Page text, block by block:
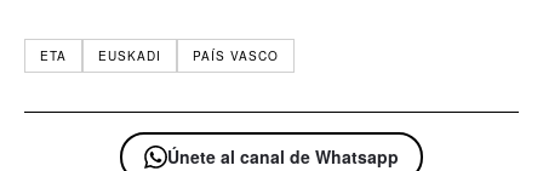
ETA EUSKADI PAÍS VASCO
Únete al canal de Whatsapp